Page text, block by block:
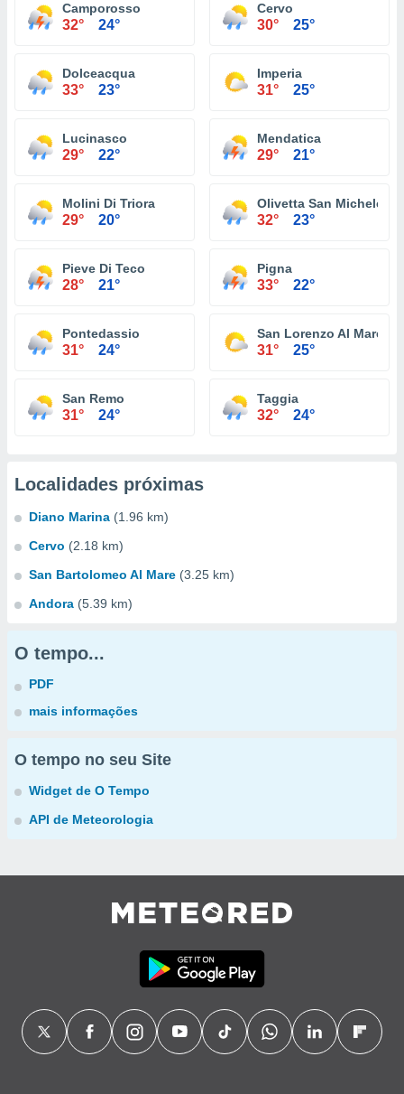
Camporosso
32° 24°
Cervo
30° 25°
Dolceacqua
33° 23°
Imperia
31° 25°
Lucinasco
29° 22°
Mendatica
29° 21°
Molini Di Triora
29° 20°
Olivetta San Michele
32° 23°
Pieve Di Teco
28° 21°
Pigna
33° 22°
Pontedassio
31° 24°
San Lorenzo Al Mare
31° 25°
San Remo
31° 24°
Taggia
32° 24°
Localidades próximas
Diano Marina (1.96 km)
Cervo (2.18 km)
San Bartolomeo Al Mare (3.25 km)
Andora (5.39 km)
O tempo...
PDF
mais informações
O tempo no seu Site
Widget de O Tempo
API de Meteorologia